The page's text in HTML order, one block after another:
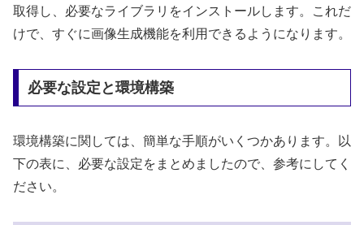
取得し、必要なライブラリをインストールします。これだ
けで、すぐに画像生成機能を利用できるようになります。
必要な設定と環境構築
環境構築に関しては、簡単な手順がいくつかあります。以
下の表に、必要な設定をまとめましたので、参考にしてく
ださい。